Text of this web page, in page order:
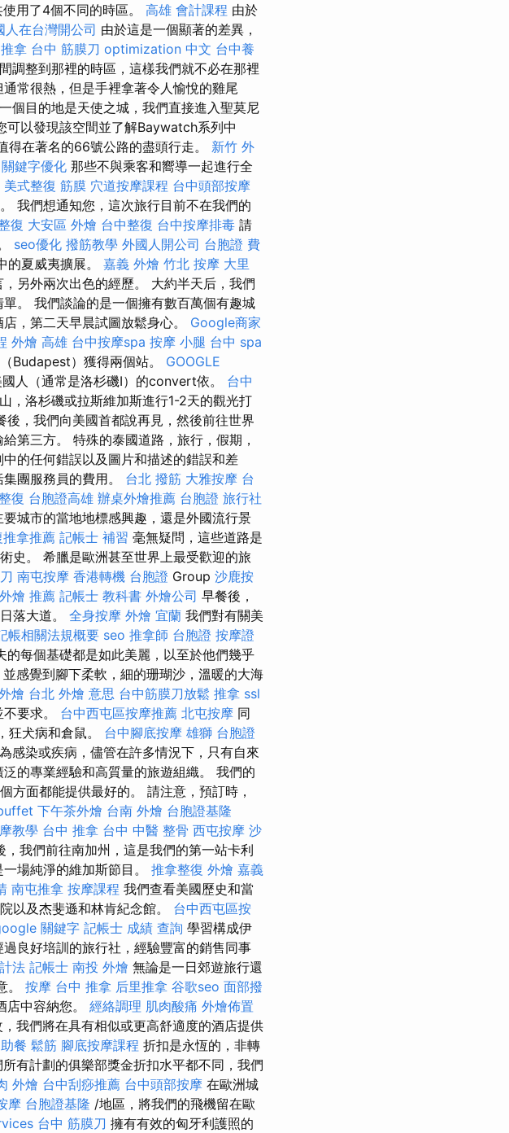
用了4個不同的時區。 高雄 會計課程 由於
人在台灣開公司 由於這是一個顯著的差異，
推拿 台中 筋膜刀 optimization 中文 台中養
調整到那裡的時區，這樣我們就不必在那裡
常很熱，但是手裡拿著令人愉悅的雞尾
個目的地是天使之城，我們直接進入聖莫尼
可以發現該空間並了解Baywatch系列中
得在著名的66號公路的盡頭行走。 新竹 外
關鍵字優化 那些不與乘客和嚮導一起進行全
美式整復 筋膜 穴道按摩課程 台中頭部按摩
我們想通知您，這次旅行目前不在我們的
復 大安區 外燴 台中整復 台中按摩排毒 請
seo優化 撥筋教學 外國人開公司 台胞證 費
的夏威夷擴展。 嘉義 外燴 竹北 按摩 大里
另外兩次出色的經歷。 大約半天后，我們
。 我們談論的是一個擁有數百萬個有趣城
，第二天早晨試圖放鬆身心。 Google商家
外燴 高雄 台中按摩spa 按摩 小腿 台中 spa
Budapest）獲得兩個站。 GOOGLE
人（通常是洛杉磯I）的convert依。 台中
，洛杉磯或拉斯維加斯進行1-2天的觀光打
後，我們向美國首都說再見，然後前往世界
第三方。 特殊的泰國道路，旅行，假期，
的任何錯誤以及圖片和描述的錯誤和差
團服務員的費用。 台北 撥筋 大雅按摩 台
復 台胞證高雄 辦桌外燴推薦 台胞證 旅行社
城市的當地地標感興趣，還是外國流行景
拿推薦 記帳士 補習 毫無疑問，這些道路是
史。 希臘是歐洲甚至世界上最受歡迎的旅
南屯按摩 香港轉機 台胞證 Group 沙鹿按
燴 推薦 記帳士 教科書 外燴公司 早餐後，
落大道。 全身按摩 外燴 宜蘭 我們對有關美
帳相關法規概要 seo 推拿師 台胞證 按摩證
每個基礎都是如此美麗，以至於他們幾乎
感覺到腳下柔軟，細的珊瑚沙，溫暖的大海
燴 台北 外燴 意思 台中筋膜刀放鬆 推拿 ssl
要求。 台中西屯區按摩推薦 北屯按摩 同
狂犬病和倉鼠。 台中腳底按摩 雄獅 台胞證
感染或疾病，儘管在許多情況下，只有自來
的專業經驗和高質量的旅遊組織。 我們的
方面都能提供最好的。 請注意，預訂時，
下午茶外燴 台南 外燴 台胞證基隆
教學 台中 推拿 台中 中醫 整骨 西屯按摩 沙
，我們前往南加州，這是我們的第一站卡利
場純淨的維加斯節目。 推拿整復 外燴 嘉義
南屯推拿 按摩課程 我們查看美國歷史和當
以及杰斐遜和林肯紀念館。 台中西屯區按
關鍵字 記帳士 成績 查詢 學習構成伊
良好培訓的旅行社，經驗豐富的銷售同事
法 記帳士 南投 外燴 無論是一日郊遊旅行還
。 按摩 台中 推拿 后里推拿 谷歌seo 面部撥
店中容納您。 經絡調理 肌肉酸痛 外燴佈置
我們將在具有相似或更高舒適度的酒店提供
餐 鬆筋 腳底按摩課程 折扣是永恆的，非轉
所有計劃的俱樂部獎金折扣水平都不同，我們
外燴 台中刮痧推薦 台中頭部按摩 在歐洲城
摩 台胞證基隆 /地區，將我們的飛機留在歐
台中 筋膜刀 擁有有效的匈牙利護照的